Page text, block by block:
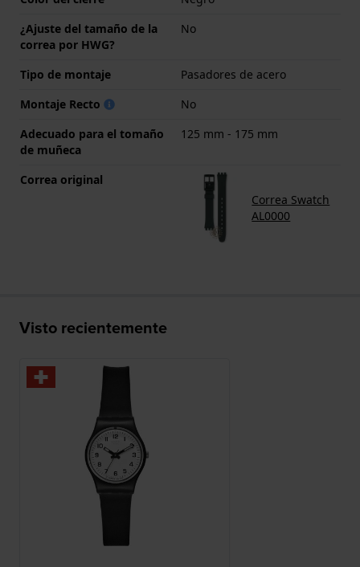
¿Ajuste del tamaño de la
correa por HWG?
No
Tipo de montaje
Pasadores de acero
Montaje Recto
No
Adecuado para el tomaño
de muñeca
125 mm - 175 mm
Correa original
Correa Swatch
AL0000
Visto recientemente